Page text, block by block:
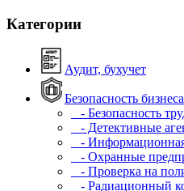
Категории
Аудит, бухучет
Безопасность бизнеса
- Безопасность
- Детективные
- Информационная
- Охранные
- Проверка на
- Радиационный